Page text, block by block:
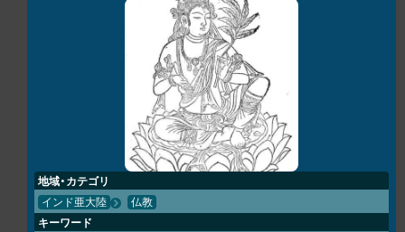
地域・カテゴリ
インド亜大陸 仏教
キーワード